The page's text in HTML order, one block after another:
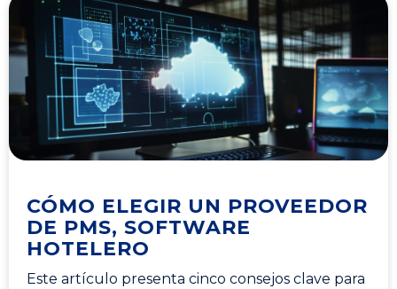
CÓMO ELEGIR UN PROVEEDOR
DE PMS, SOFTWARE
HOTELERO
Este artículo presenta cinco consejos clave para